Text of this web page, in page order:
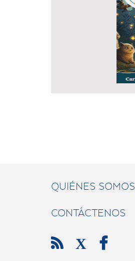
QUIÉNES SOMOS
CONTÁCTENOS
 X 